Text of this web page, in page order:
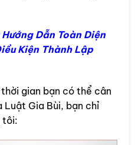
Dẫn Toàn Diện
Kiện Thành Lập
gian bạn có thể cân
Luật Gia Bùi, bạn chỉ
tôi: